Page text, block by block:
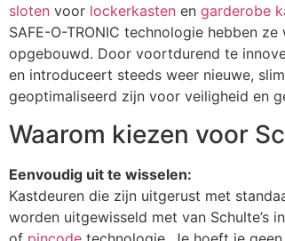
sloten voor lockerkasten en garderobe
SAFE-O-TRONIC technologie hebben
opgebouwd. Door voortdurend te
en introduceert steeds weer nieuwe,
geoptimaliseerd zijn voor veiligheid en
Waarom kiezen voor
Eenvoudig uit te wisselen:
Kastdeuren die zijn uitgerust met
worden uitgewisseld met van Schulte’s